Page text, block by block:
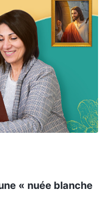
« nuée blanche